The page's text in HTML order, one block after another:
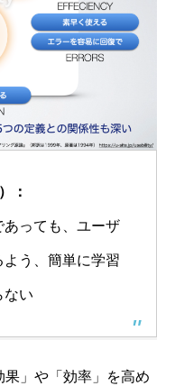
：
っても、ユーザ
う、簡単に学習
ない
」や「効率」を高め